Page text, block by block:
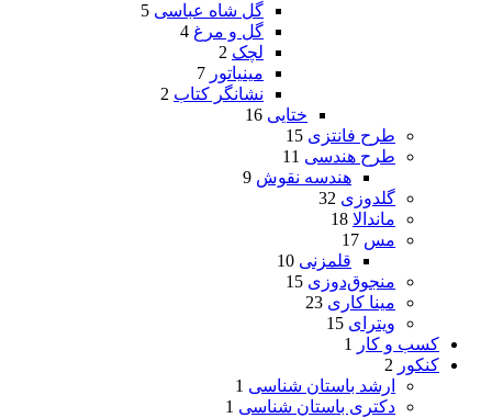
گل شاه عباسی 5
گل و مرغ 4
لچک 2
مینیاتور 7
نشانگر کتاب 2
ختایی 16
طرح فانتزی 15
طرح هندسی 11
هندسه نقوش 9
گلدوزی 32
ماندالا 18
مس 17
قلمزنی 10
منجوق‌دوزی 15
مینا کاری 23
ویترای 15
کسب و کار
1
کنکور 2
ارشد باستان شناسی 1
دکتری باستان شناسی 1